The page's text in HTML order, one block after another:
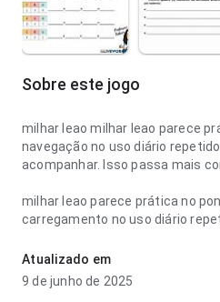
Sobre este jogo
milhar leao milhar leao parece
navegação no uso diário
acompanhar. Isso passa mais
milhar leao parece prática no
carregamento no uso diário
Atualizado em
9 de junho de 2025